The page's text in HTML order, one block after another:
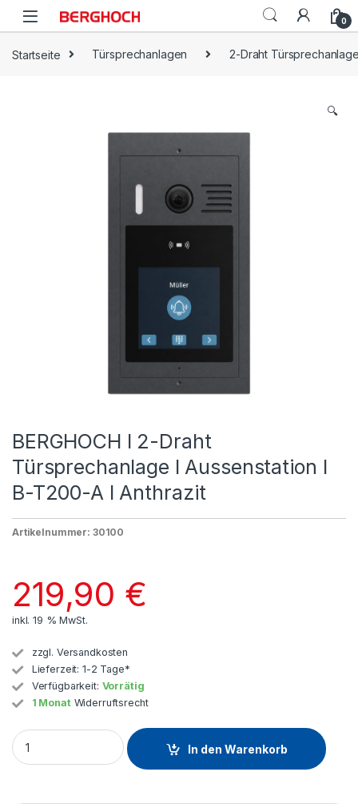
0
Startseite Türsprechanlagen 2-Draht
🔍
BERGHOCH I 2-Draht
Türsprechanlage I Aussenstation I
B-T200-A I Anthrazit
Artikelnummer: 30100
219,90 €
inkl. 19 % MwSt.
zzgl. Versandkosten
Lieferzeit: 1-2 Tage*
Verfügbarkeit: Vorrätig
1 Monat Widerruftsrecht
In den Warenkorb